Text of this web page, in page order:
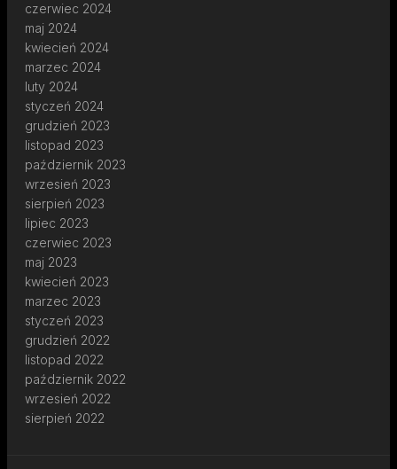
czerwiec 2024
maj 2024
kwiecień 2024
marzec 2024
luty 2024
styczeń 2024
grudzień 2023
listopad 2023
październik 2023
wrzesień 2023
sierpień 2023
lipiec 2023
czerwiec 2023
maj 2023
kwiecień 2023
marzec 2023
styczeń 2023
grudzień 2022
listopad 2022
październik 2022
wrzesień 2022
sierpień 2022